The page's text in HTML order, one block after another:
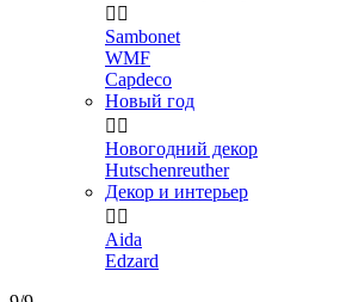
 
Sambonet
WMF
Capdeco
Новый год
 
Новогодний декор
Hutschenreuther
Декор и интерьер
 
Aida
Edzard